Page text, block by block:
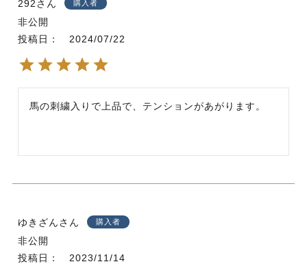
292 購入者
非公開
投稿日
2024/07/22
馬の刺繍入りで上品で、テンションがあがります。
ゆきざん 購入者
非公開
投稿日
2023/11/14